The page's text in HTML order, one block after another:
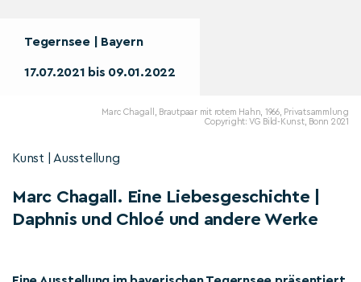
Tegernsee | Bayern
17.07.2021 bis 09.01.2022
Marc Chagall, Brautpaar mit rotem Hahn, 1966, Privatsammlung
Copyright: VG Bild-Kunst, Bonn 2021
Kunst | Ausstellung
Marc Chagall. Eine Liebesgeschichte |
Daphnis und Chloé und andere Werke